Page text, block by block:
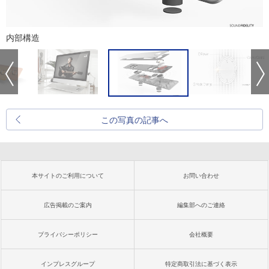
内部構造
この写真の記事へ
本サイトのご利用について お問い合わせ
広告掲載のご案内 編集部へのご連絡
プライバシーポリシー 会社概要
インプレスグループ 特定商取引法に基づく表示